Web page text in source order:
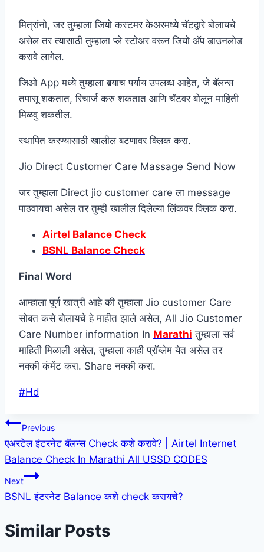
मित्रांनो, जर तुम्हाला जियो कस्टमर केअरमध्ये चॅटद्वारे बोलायचे
असेल तर त्यासाठी तुम्हाला प्ले स्टोअर वरून जियो अ‍ॅप डाउनलोड
करावे लागेल.
जिओ App मध्ये तुम्हाला बर्‍याच पर्याय उपलब्ध आहेत, जे बॅलन्स
तपासू शकतात, रिचार्ज करु शकतात आणि चॅटवर बोलून माहिती
मिळवु शकतील.
स्थापित करण्यासाठी खालील बटणावर क्लिक करा.
Jio Direct Customer Care Massage Send Now
जर तुम्हाला Direct jio customer care ला message
पाठवायचा असेल तर तुम्ही खालील दिलेल्या लिंकवर क्लिक करा.
Airtel Balance Check
BSNL Balance Check
Final Word
आम्हाला पूर्ण खात्री आहे की तुम्हाला Jio customer Care
सोबत कसे बोलायचे हे माहीत झाले असेल, All Jio Customer
Care Number information In Marathi तुम्हाला सर्व
माहिती मिळाली असेल, तुम्हाला काही प्रॉब्लेम येत असेल तर
नक्की कंमेंट करा. Share नक्की करा.
Post
#Hd
Post
navigation
Previous
एअरटेल इंटरनेट बॅलन्स Check कशे करावे? | Airtel Internet
Balance Check In Marathi All USSD CODES
Next
BSNL इंटरनेट Balance कशे check करायचे?
Similar Posts